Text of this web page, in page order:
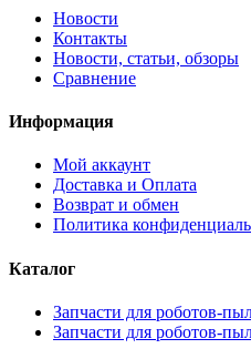
Новости
Контакты
Новости, статьи, обзоры
Сравнение
Информация
Мой аккаунт
Доставка и Оплата
Возврат и обмен
Политика
Каталог
Запчасти для роботов-
Запчасти для роботов-